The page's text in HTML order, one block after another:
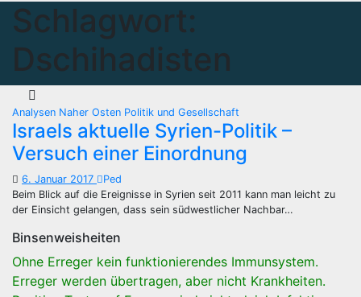
Schlagwort:
Dschihadisten
Analysen Naher Osten Politik und Gesellschaft
Israels aktuelle Syrien-Politik –
Versuch einer Einordnung
6. Januar 2017
Ped
Beim Blick auf die Ereignisse in Syrien seit 2011 kann man leicht zu
der Einsicht gelangen, dass sein südwestlicher Nachbar…
Binsenweisheiten
Ohne Erreger kein funktionierendes Immunsystem.
Erreger werden übertragen, aber nicht Krankheiten.